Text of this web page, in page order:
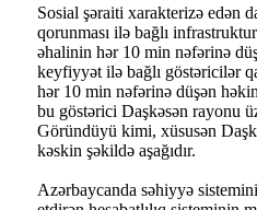
Sosial şəraiti xarakterizə edən
qorunması ilə bağlı
əhalinin hər 10 min nəfərinə
keyfiyyət ilə bağlı göstəricilər
hər 10 min nəfərinə düşən
bu göstərici Daşkəsən rayonu
Göründüyü kimi, xüsusən
kəskin şəkildə aşağıdır.
Azərbaycanda səhiyyə